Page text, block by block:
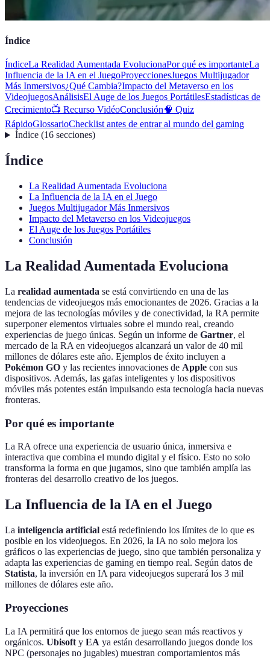
Índice
ÍndiceLa Realidad Aumentada EvolucionaPor qué es importanteLa
Influencia de la IA en el JuegoProyeccionesJuegos Multijugador
Más Inmersivos¿Qué Cambia?Impacto del Metaverso en los
VideojuegosAnálisisEl Auge de los Juegos PortátilesEstadísticas de
Crecimiento📺 Recurso VidéoConclusión🧠 Quiz
RápidoGlossarioChecklist antes de entrar al mundo del gaming
Índice(16 secciones)
Índice
La Realidad Aumentada Evoluciona
La Influencia de la IA en el Juego
Juegos Multijugador Más Inmersivos
Impacto del Metaverso en los Videojuegos
El Auge de los Juegos Portátiles
Conclusión
La Realidad Aumentada Evoluciona
La realidad aumentada se está convirtiendo en una de las
tendencias de videojuegos más emocionantes de 2026. Gracias a la
mejora de las tecnologías móviles y de conectividad, la RA permite
superponer elementos virtuales sobre el mundo real, creando
experiencias de juego únicas. Según un informe de Gartner, el
mercado de la RA en videojuegos alcanzará un valor de 40 mil
millones de dólares este año. Ejemplos de éxito incluyen a
Pokémon GO y las recientes innovaciones de Apple con sus
dispositivos. Además, las gafas inteligentes y los dispositivos
móviles más potentes están impulsando esta tecnología hacia nuevas
fronteras.
Por qué es importante
La RA ofrece una experiencia de usuario única, inmersiva e
interactiva que combina el mundo digital y el físico. Esto no solo
transforma la forma en que jugamos, sino que también amplía las
fronteras del desarrollo creativo de los juegos.
La Influencia de la IA en el Juego
La inteligencia artificial está redefiniendo los límites de lo que es
posible en los videojuegos. En 2026, la IA no solo mejora los
gráficos o las experiencias de juego, sino que también personaliza y
adapta las experiencias de gaming en tiempo real. Según datos de
Statista, la inversión en IA para videojuegos superará los 3 mil
millones de dólares este año.
Proyecciones
La IA permitirá que los entornos de juego sean más reactivos y
orgánicos. Ubisoft y EA ya están desarrollando juegos donde los
NPC (personajes no jugables) muestran comportamientos más